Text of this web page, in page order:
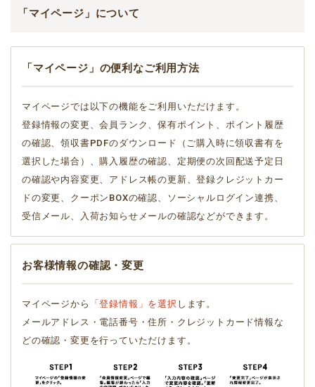
「マイページ」について
「マイページ」の便利なご利用方法
マイページでは以下の機能をご利用いただけます。
登録情報の変更、会員ランク、保有ポイント、ポイント履歴
の確認、領収書PDFのダウンロード（ご購入時に領収書有を
選択した場合）、購入履歴の確認、定期便の次回配送予定日
の確認や内容変更、アドレス帳の更新、登録クレジットカー
ドの変更、クーポンBOXの確認、ソーシャルログイン連携、
受信メール、入荷お知らせメールの確認などができます。
お客様情報の確認・変更
マイページから 「登録情報」を選択 します。
メールアドレス・電話番号・住所・クレジットカード情報な
どの確認・変更を行っていただけます。